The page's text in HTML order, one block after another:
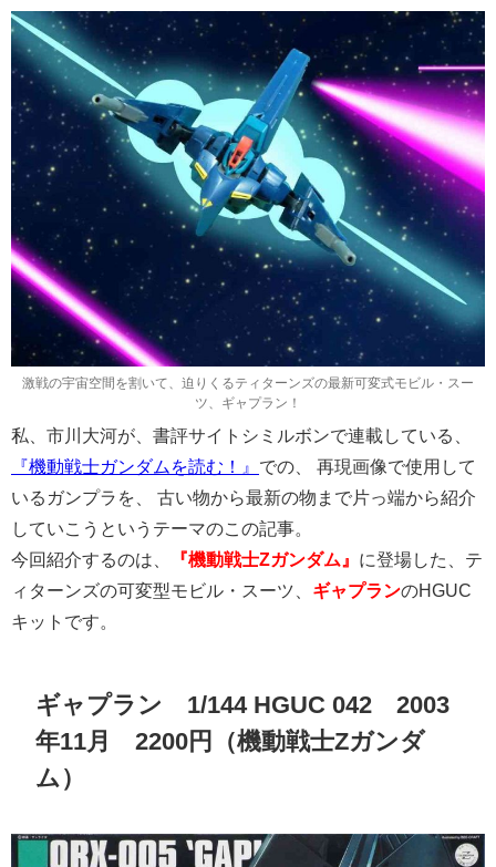
激戦の宇宙空間を割いて、迫りくるティターンズの最新可変式モビル・スー
ツ、ギャプラン！
私、市川大河が、書評サイトシミルボンで連載している、
『機動戦士ガンダムを読む！』 での、 再現画像で使用して
いるガンプラを、 古い物から最新の物まで片っ端から紹介
していこうというテーマのこの記事。
今回紹介するのは、
『機動戦士Zガンダム』 に登場した、テ
ィターンズの可変型モビル・スーツ、 ギャプランのHGUC
キットです。
ギャプラン 1/144 HGUC 042 2003
年11月 2200円（機動戦士Zガンダ
ム）